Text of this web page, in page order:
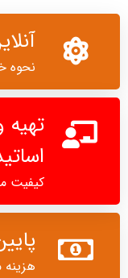
نحوه
کیفیت